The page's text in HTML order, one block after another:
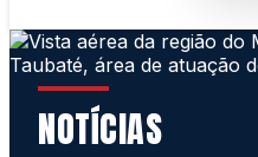
NOTÍCIAS